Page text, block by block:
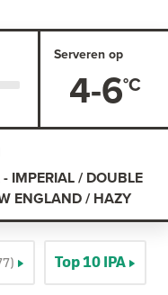
Serveren op
4-6
- IMPERIAL / DOUBLE
ENGLAND / HAZY
Top 10 IPA